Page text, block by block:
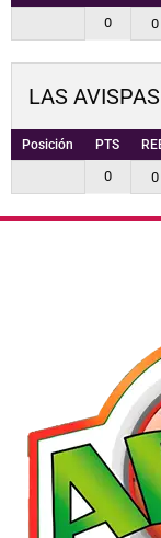
0 0
LAS AVISPAS
Posición PTS
0 0